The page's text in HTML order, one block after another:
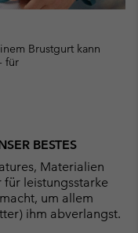
Brustgurt kann
für
BESTES
Materialien
leistungsstarke
um allem
ihm abverlangst.